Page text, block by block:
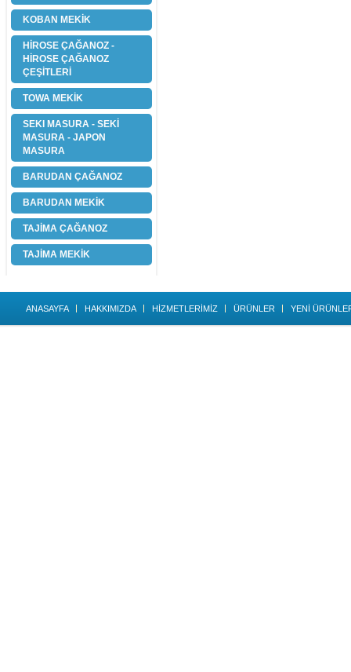
KOBAN MEKİK
HİROSE ÇAĞANOZ -
HİROSE ÇAĞANOZ
ÇEŞİTLERİ
TOWA MEKİK
SEKI MASURA - SEKİ
MASURA - JAPON
MASURA
BARUDAN ÇAĞANOZ
BARUDAN MEKİK
TAJİMA ÇAĞANOZ
TAJİMA MEKİK
ANASAYFA HAKKIMIZDA HİZMETLERİMİZ ÜRÜNLER YENİ